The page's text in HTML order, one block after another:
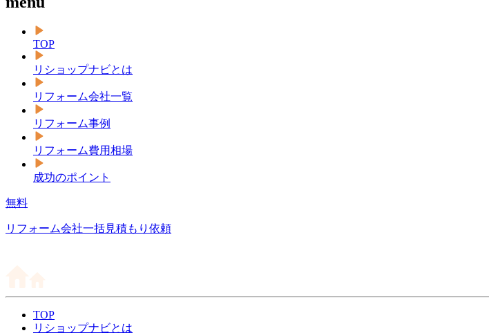
TOP
リショップナビとは
リフォーム会社一覧
リフォーム事例
リフォーム費用相場
成功のポイント
無料
リフォーム会社一括見積もり依頼
TOP
リショップナビとは